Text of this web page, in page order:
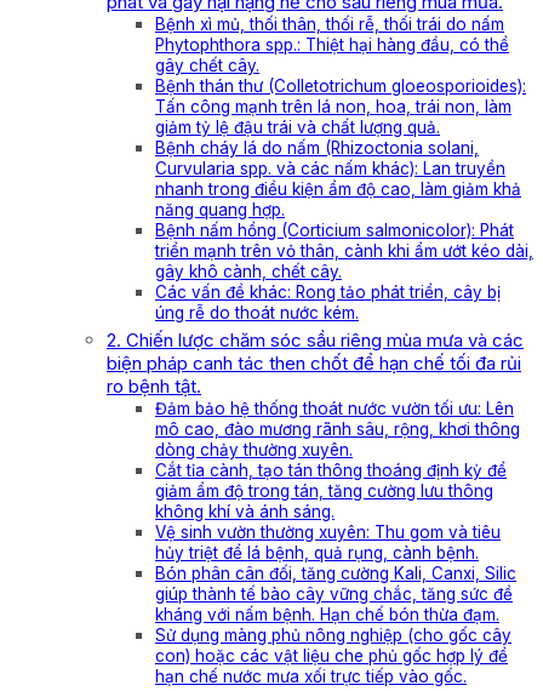
Bệnh xì mủ, thối thân, thối rễ, thối trái do nấm
Phytophthora spp.: Thiệt hại hàng đầu, có thể
gây chết cây.
Bệnh thán thư (Colletotrichum gloeosporioides):
Tấn công mạnh trên lá non, hoa, trái non, làm
giảm tỷ lệ đậu trái và chất lượng quả.
Bệnh cháy lá do nấm (Rhizoctonia solani,
Curvularia spp. và các nấm khác): Lan truyền
nhanh trong điều kiện ẩm độ cao, làm giảm khả
năng quang hợp.
Bệnh nấm hồng (Corticium salmonicolor): Phát
triển mạnh trên vỏ thân, cành khi ẩm ướt kéo dài,
gây khô cành, chết cây.
Các vấn đề khác: Rong tảo phát triển, cây bị
úng rễ do thoát nước kém.
2. Chiến lược chăm sóc sầu riêng mùa mưa và các
biện pháp canh tác then chốt để hạn chế tối đa rủi
ro bệnh tật.
Đảm bảo hệ thống thoát nước vườn tối ưu: Lên
mô cao, đào mương rãnh sâu, rộng, khơi thông
dòng chảy thường xuyên.
Cắt tỉa cành, tạo tán thông thoáng định kỳ để
giảm ẩm độ trong tán, tăng cường lưu thông
không khí và ánh sáng.
Vệ sinh vườn thường xuyên: Thu gom và tiêu
hủy triệt để lá bệnh, quả rụng, cành bệnh.
Bón phân cân đối, tăng cường Kali, Canxi, Silic
giúp thành tế bào cây vững chắc, tăng sức đề
kháng với nấm bệnh. Hạn chế bón thừa đạm.
Sử dụng màng phủ nông nghiệp (cho gốc cây
con) hoặc các vật liệu che phủ gốc hợp lý để
hạn chế nước mưa xối trực tiếp vào gốc.